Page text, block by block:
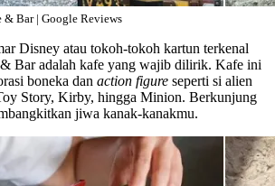
& Bar | Google Reviews
Disney atau tokoh-tokoh kartun terkenal
Bar adalah kafe yang wajib dilirik. Kafe ini
boneka dan action figure seperti si alien
Story, Kirby, hingga Minion. Berkunjung
jiwa kanak-kanakmu.